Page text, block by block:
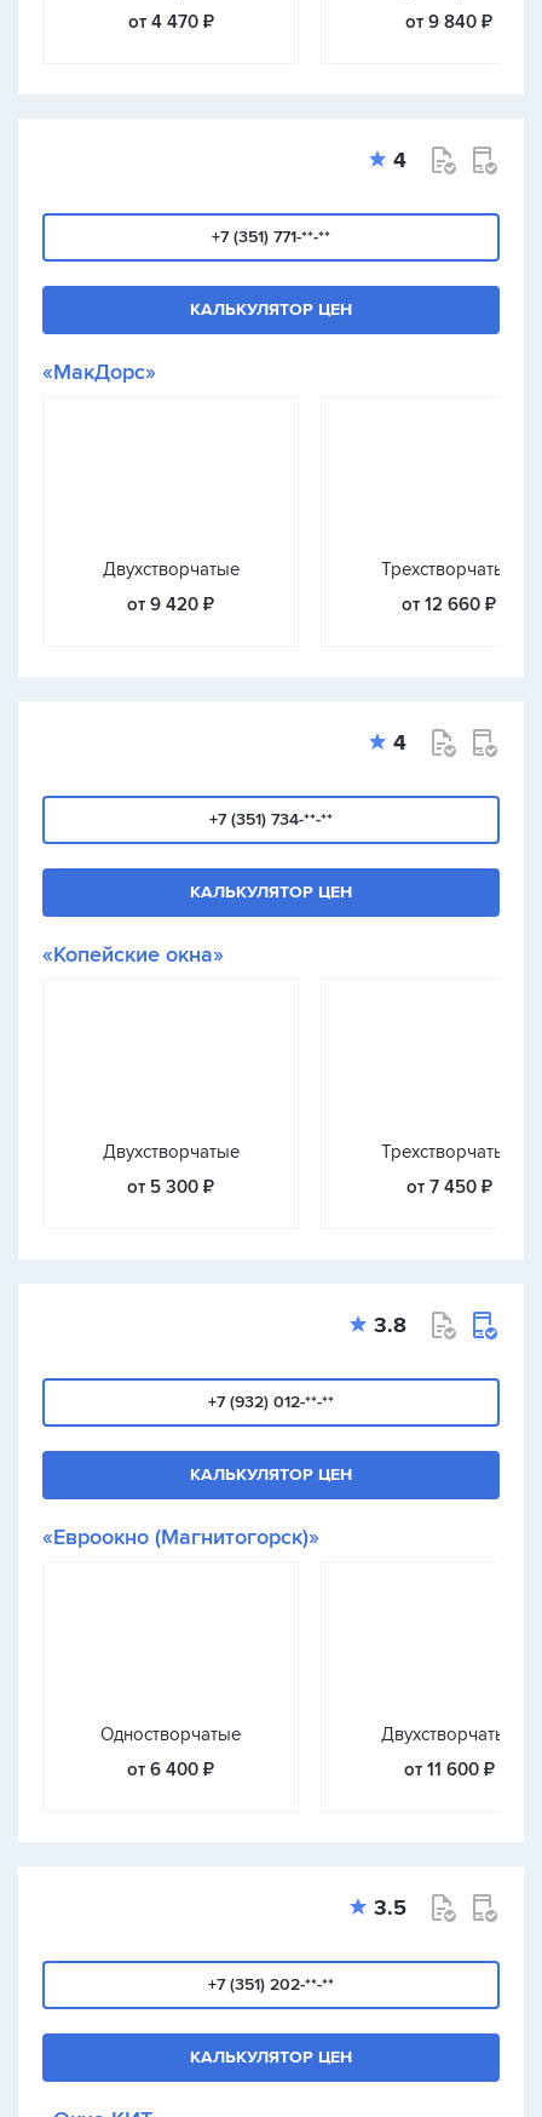
от 4 470 ₽
от 9 840 ₽
4
+7 (351) 771-**-**
КАЛЬКУЛЯТОР ЦЕН
«МакДорс»
Двухстворчатые
от 9 420 ₽
Трехстворчатые
от 12 660 ₽
4
+7 (351) 734-**-**
КАЛЬКУЛЯТОР ЦЕН
«Копейские окна»
Двухстворчатые
от 5 300 ₽
Трехстворчатые
от 7 450 ₽
3.8
+7 (932) 012-**-**
КАЛЬКУЛЯТОР ЦЕН
«Евроокно (Магнитогорск)»
Одностворчатые
от 6 400 ₽
Двухстворчатые
от 11 600 ₽
3.5
+7 (351) 202-**-**
КАЛЬКУЛЯТОР ЦЕН